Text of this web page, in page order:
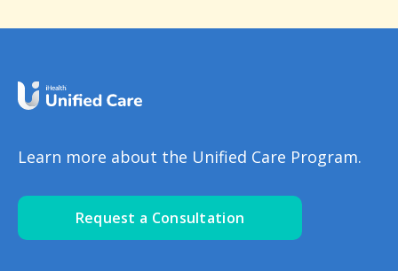
Learn more about the Unified Care Program.
Request a Consultation